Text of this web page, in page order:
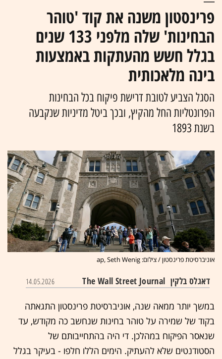
פרינסטון משנה את קוד 'טוהר
הבחינות' שלה מלפני 133 שנים
בגלל חשש מהעתקות באמצעות
בינה מלאכותית
הסגל הצביע לטובת דרישת פיקוח בכל הבחינות
הפרונטליות החל מהקיץ, ובכך ביטל מדיניות שנקבעה
בשנת 1893
אוניברסיטת פרינסטון / צילום: ap, Seth Wenig
דאגלס בלקין The Wall Street Journal
14.05.2026
במשך יותר ממאה שנה, אוניברסיטת פרינסטון התגאתה
בקוד של שמירה על טוהר בחינות שנחשב כה מקודש, עד
שנאסר הפיקוח במהלכן. די היה בהתחייבותם של
הסטודנטים שלא להעתיק. הימים הללו חלפו - בעיקר בגלל